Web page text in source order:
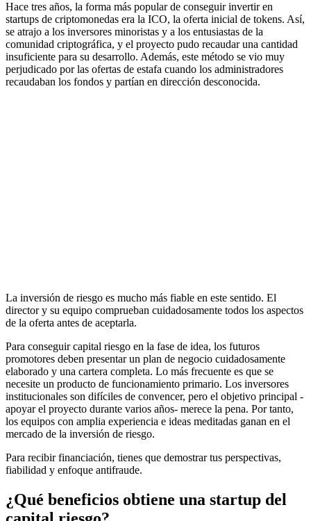
Hace tres años, la forma más popular de conseguir invertir en
startups de criptomonedas era la ICO, la oferta inicial de tokens. Así,
se atrajo a los inversores minoristas y a los entusiastas de la
comunidad criptográfica, y el proyecto pudo recaudar una cantidad
insuficiente para su desarrollo. Además, este método se vio muy
perjudicado por las ofertas de estafa cuando los administradores
recaudaban los fondos y partían en dirección desconocida.
La inversión de riesgo es mucho más fiable en este sentido. El
director y su equipo comprueban cuidadosamente todos los aspectos
de la oferta antes de aceptarla.
Para conseguir capital riesgo en la fase de idea, los futuros
promotores deben presentar un plan de negocio cuidadosamente
elaborado y una cartera completa. Lo más frecuente es que se
necesite un producto de funcionamiento primario. Los inversores
institucionales son difíciles de convencer, pero el objetivo principal -
apoyar el proyecto durante varios años- merece la pena. Por tanto,
los equipos con amplia experiencia e ideas meditadas ganan en el
mercado de la inversión de riesgo.
Para recibir financiación, tienes que demostrar tus perspectivas,
fiabilidad y enfoque antifraude.
¿Qué beneficios obtiene una startup del